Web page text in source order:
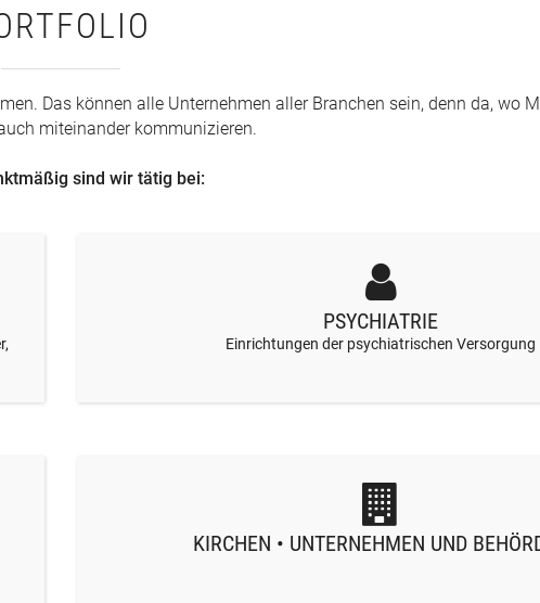
Das können alle Unternehmen aller Branchen sein, denn da, wo
miteinander kommunizieren.
sind wir tätig bei:
PSYCHIATRIE
Einrichtungen der psychiatrischen Versorgung
KIRCHEN • UNTERNEHMEN UND